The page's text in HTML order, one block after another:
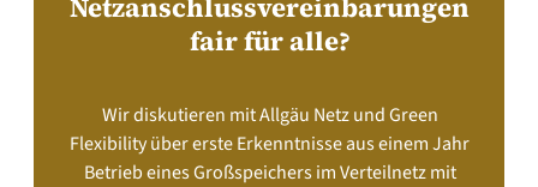
Netzanschlussvereinbarungen
fair für alle?
Wir diskutieren mit Allgäu Netz und Green
Flexibility über erste Erkenntnisse aus einem Jahr
Betrieb eines Großspeichers im Verteilnetz mit